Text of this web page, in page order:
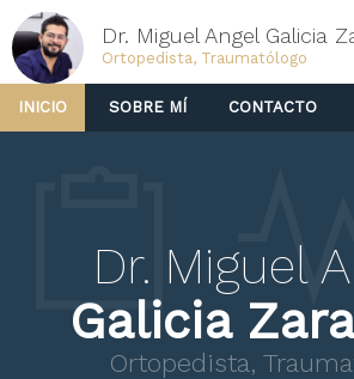
Dr. Miguel Angel Galicia
Ortopedista, Traumatólogo
INICIO SOBRE MÍ CONTACTO
Dr. Miguel
Galicia
Ortopedista,